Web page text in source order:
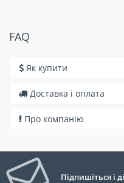
FAQ
Як купити
Доставка і оплата
Про компанію
Підпишіться і